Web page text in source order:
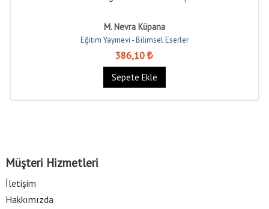
M. Nevra Küpana
Eğitim Yayınevi - Bilimsel Eserler
386,10
Sepete Ekle
Müşteri Hizmetleri
İletişim
Hakkımızda